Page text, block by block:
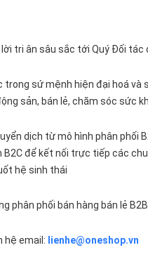
tri ân sâu sắc tới Quý Đối
sứ mệnh hiện đại hoá
sản, bán lẻ, chăm sóc sức
dịch từ mô hình phân
để kết nối trực tiếp các
hệ sinh thái
phân phối bán hàng bán lẻ
hệ email: lienhe@oneshop.vn